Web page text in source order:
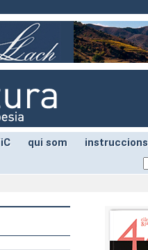
qui som instruccions